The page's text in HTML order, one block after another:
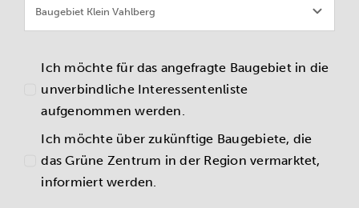
Ich möchte für das angefragte Baugebiet in die
unverbindliche Interessentenliste
aufgenommen werden.
Ich möchte über zukünftige Baugebiete, die
das Grüne Zentrum in der Region vermarktet,
informiert werden.